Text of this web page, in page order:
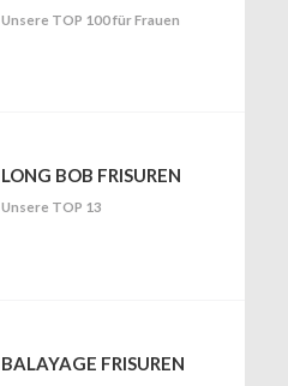
Unsere TOP 100 für Frauen
LONG BOB FRISUREN
Unsere TOP 13
BALAYAGE FRISUREN